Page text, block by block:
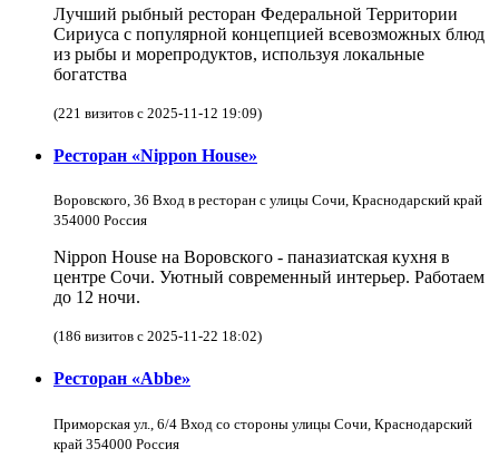
Лучший рыбный ресторан Федеральной Территории
Сириуса с популярной концепцией всевозможных блюд
из рыбы и морепродуктов, используя локальные
богатства
(221 визитов с 2025-11-12 19:09)
Ресторан «Nippon House»
Воровского, 36 Вход в ресторан с улицы Сочи, Краснодарский край
354000 Россия
Nippon House на Воровского - паназиатская кухня в
центре Сочи. Уютный современный интерьер. Работаем
до 12 ночи.
(186 визитов с 2025-11-22 18:02)
Ресторан «Abbe»
Приморская ул., 6/4 Вход со стороны улицы Сочи, Краснодарский
край 354000 Россия